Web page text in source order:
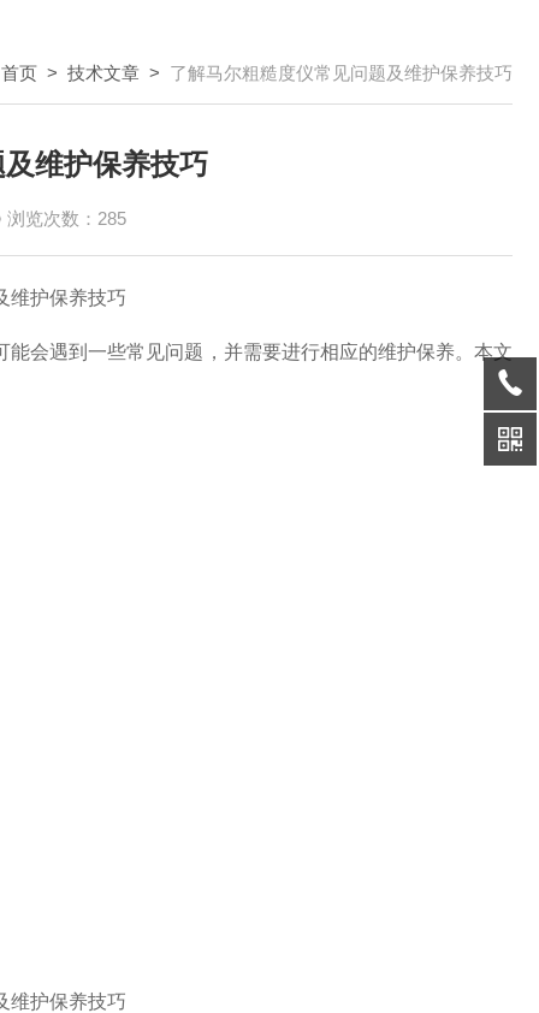
首页 > 技术文章 > 了解马尔粗糙度仪常见问题及维护保养技巧
维护保养技巧
浏览次数：285
会遇到一些常见问题，并需要进行相应的维护保养。本文